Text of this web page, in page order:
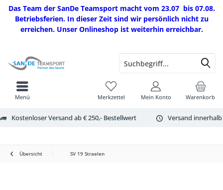
Das Team der SanDe Teamsport macht vom 23.07 bis 07.08.
Betriebsferien. In dieser Zeit sind wir persönlich nicht zu
erreichen. Unser Onlineshop ist weiterhin erreichbar.
Kostenloser Versand ab € 250,- Bestellwert Versand
Warenkorb
Merkzettel Mein Konto
Menü
Übersicht SV 19 Straelen